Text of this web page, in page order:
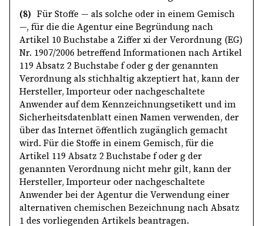
(8) Für Stoffe — als solche oder in einem Gemisch
—, für die die Agentur eine Begründung nach
Artikel 10 Buchstabe a Ziffer xi der Verordnung (EG)
Nr. 1907/2006 betreffend Informationen nach Artikel
119 Absatz 2 Buchstabe f oder g der genannten
Verordnung als stichhaltig akzeptiert hat, kann der
Hersteller, Importeur oder nachgeschaltete
Anwender auf dem Kennzeichnungsetikett und im
Sicherheitsdatenblatt einen Namen verwenden, der
über das Internet öffentlich zugänglich gemacht
wird. Für die Stoffe in einem Gemisch, für die
Artikel 119 Absatz 2 Buchstabe f oder g der
genannten Verordnung nicht mehr gilt, kann der
Hersteller, Importeur oder nachgeschaltete
Anwender bei der Agentur die Verwendung einer
alternativen chemischen Bezeichnung nach Absatz
1 des vorliegenden Artikels beantragen.